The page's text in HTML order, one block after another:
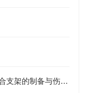
可定制褶皱图案水凝胶 - 纤维膜复合支架的制备与伤口愈合应用